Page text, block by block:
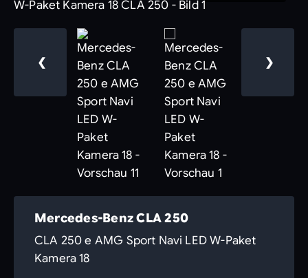
❮ ❯
Mercedes-Benz CLA 250
CLA 250 e AMG Sport Navi LED W-Paket
Kamera 18